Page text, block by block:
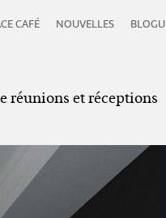
CAFÉ NOUVELLES
réunions et réceptions